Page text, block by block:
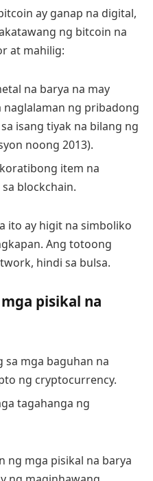
ay ganap na digital,
ng bitcoin na
at mahilig:
na barya na may
ng pribadong
isang tiyak na bilang ng
noong 2013).
item na
blockchain.
ito ay higit na simboliko
Ang totoong
hindi sa bulsa.
pisikal na
sa mga baguhan na
ng cryptocurrency.
tagahanga ng
ng mga pisikal na barya